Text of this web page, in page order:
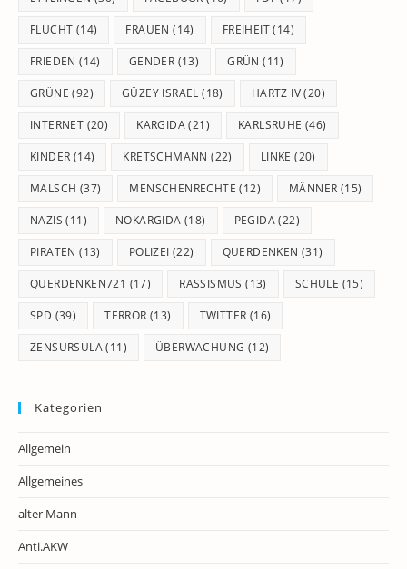
FLUCHT (14) FRAUEN (14) FREIHEIT(14)
FRIEDEN (14) GENDER (13) GRÜN (11)
GRÜNE (92) GÜZEY ISRAEL (18) HARTZ IV(20)
INTERNET (20) KARGIDA(21) KARLSRUHE (46)
KINDER (14) KRETSCHMANN (22) LINKE (20)
MALSCH (37) MENSCHENRECHTE (12) MÄNNER (15)
NAZIS (11) NOKARGIDA (18) PEGIDA(22)
PIRATEN (13) POLIZEI (22) QUERDENKEN (31)
QUERDENKEN721 (17) RASSISMUS (13) SCHULE (15)
SPD (39) TERROR (13) TWITTER (16)
ZENSURSULA(11) ÜBERWACHUNG (12)
Kategorien
Allgemein
Allgemeines
alter Mann
Anti.AKW